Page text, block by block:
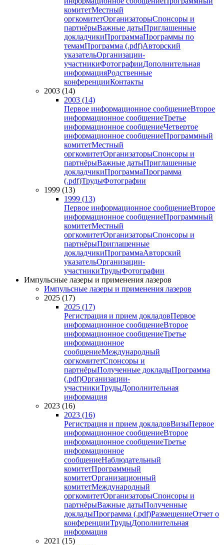
комитетМестный
оргкомитетОрганизаторыСпонсоры и
партнёрыВажные датыПриглашенные
докладчикиПрограммаПрограммы по
темамПрограмма (.pdf)Авторский
указательОрганизации-
участникиФотографииДополнительная
информацияРодственные
конференцииКонтакты
2003 (14)
2003 (14)
Первое информационное сообщениеВторое
информационное сообщениеТретье
информационное сообщениеЧетвертое
информационное сообщениеПрограммный
комитетМестный
оргкомитетОрганизаторыСпонсоры и
партнёрыВажные датыПриглашенные
докладчикиПрограммаПрограмма
(.pdf)ТрудыФотографии
1999 (13)
1999 (13)
Первое информационное сообщениеВторое
информационное сообщениеПрограммный
комитетМестный
оргкомитетОрганизаторыСпонсоры и
партнёрыПриглашенные
докладчикиПрограммаАвторский
указательОрганизации-
участникиТрудыФотографии
Импульсные лазеры и применения лазеров
Импульсные лазеры и применения лазеров
2025 (17)
2025 (17)
Регистрация и прием докладовПервое
информационное сообщениеВторое
информационное сообщениеТретье
информационное
сообщениеМеждународный
оргкомитетСпонсоры и
партнёрыПолученные докладыПрограмма
(.pdf)Организации-
участникиТрудыДополнительная
информация
2023 (16)
2023 (16)
Регистрация и прием докладовВизыПервое
информационное сообщениеВторое
информационное сообщениеТретье
информационное
сообщениеНаблюдательный
комитетПрограммный
комитетОрганизационный
комитетМеждународный
оргкомитетОрганизаторыСпонсоры и
партнёрыВажные датыПолученные
докладыПрограмма (.pdf)РазмещениеОтчет о
конференцииТрудыДополнительная
информация
2021 (15)